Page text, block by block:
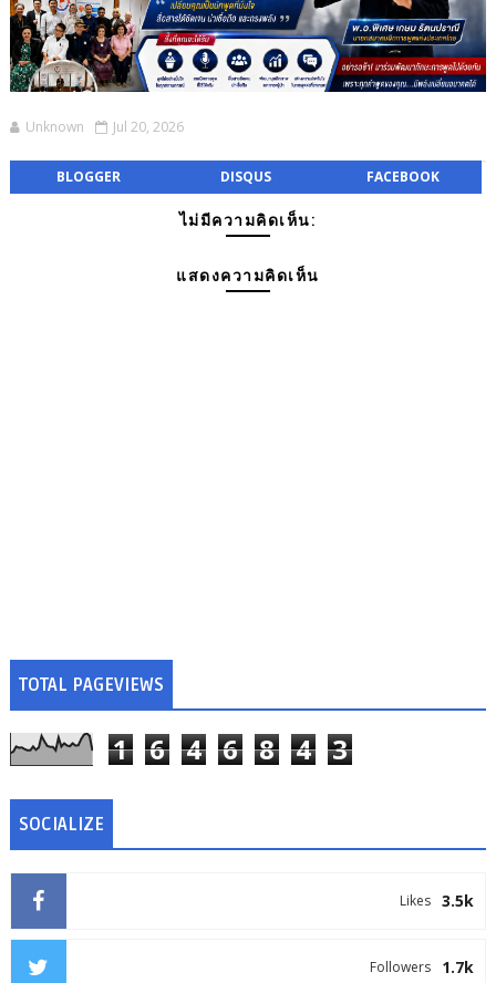
Unknown Jul 20, 2026
BLOGGER DISQUS FACEBOOK
ไม่มีความคิดเห็น:
แสดงความคิดเห็น
TOTAL PAGEVIEWS
1 6 4 6 8 4 3
SOCIALIZE
3.5k
Likes
1.7k
Followers